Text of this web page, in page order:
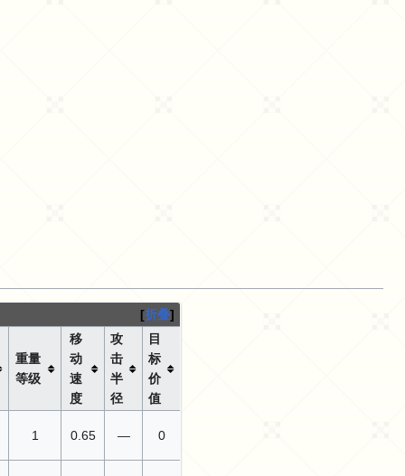
折叠
重量
等级
移
动
速
度
攻
击
半
径
目
标
价
值
1 0.65 — 0